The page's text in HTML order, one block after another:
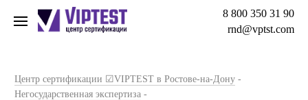
8 800 350 31 90
rnd@vptst.com
Центр сертификации ☑VIPTEST в Ростове-на-Дону -
Негосударственная экспертиза -